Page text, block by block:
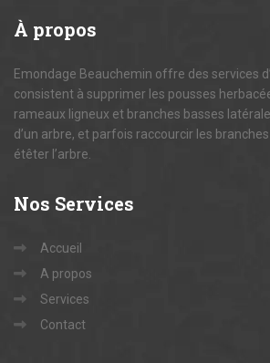
À propos
Emondage Beauchemin offre des services
consistent à supprimer les pousses
rameaux ligneux et branches basses
d’un arbre, et parfois raccourcir les
étêter l’arbre.
Nos Services
Accueil
A propos
Services
Contact